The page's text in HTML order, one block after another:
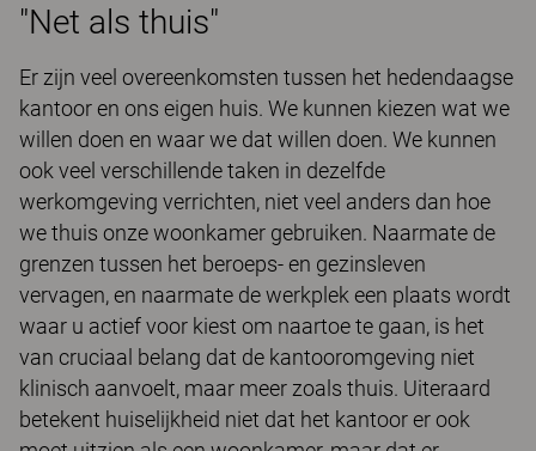
"Net als thuis"
Er zijn veel overeenkomsten tussen het hedendaagse
kantoor en ons eigen huis. We kunnen kiezen wat we
willen doen en waar we dat willen doen. We kunnen
ook veel verschillende taken in dezelfde
werkomgeving verrichten, niet veel anders dan hoe
we thuis onze woonkamer gebruiken. Naarmate de
grenzen tussen het beroeps- en gezinsleven
vervagen, en naarmate de werkplek een plaats wordt
waar u actief voor kiest om naartoe te gaan, is het
van cruciaal belang dat de kantooromgeving niet
klinisch aanvoelt, maar meer zoals thuis. Uiteraard
betekent huiselijkheid niet dat het kantoor er ook